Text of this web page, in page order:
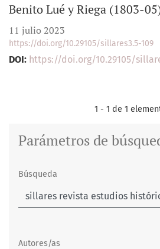
Benito Lué y Riega (1803-
11 julio 2023
https://doi.org/10.29105/sillares3.5-109
DOI: https://doi.org/10.29105/
1 - 1 de 1
Parámetros de
Búsqueda
Autores/as